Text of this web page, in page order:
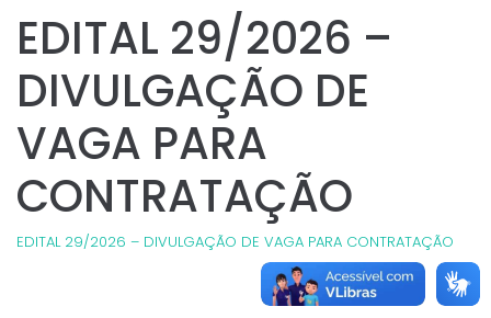
EDITAL 29/2026 –
DIVULGAÇÃO DE
VAGA PARA
CONTRATAÇÃO
EDITAL 29/2026 – DIVULGAÇÃO DE VAGA PARA CONTRATAÇÃO